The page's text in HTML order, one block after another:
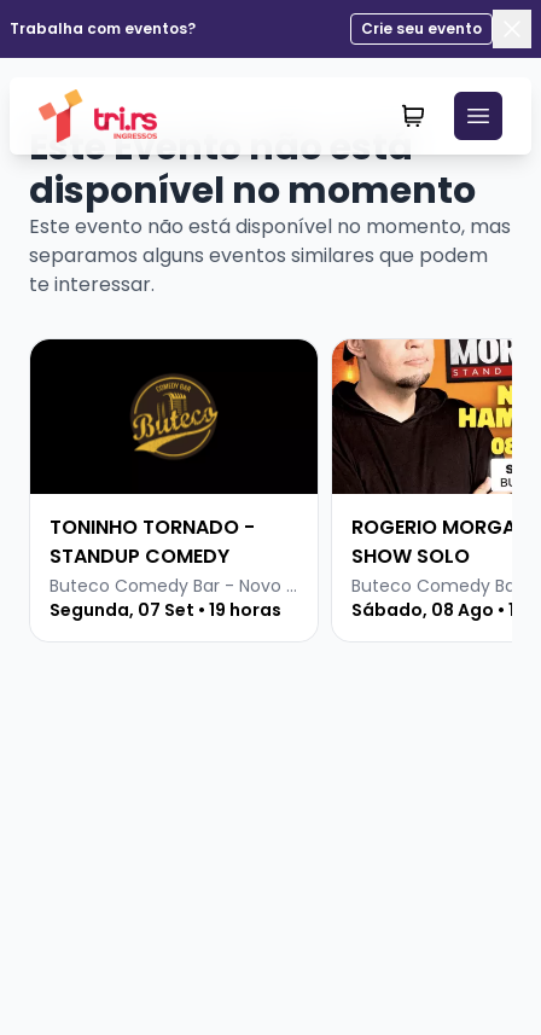
Trabalha com eventos?
Crie seu evento
Este Evento não está
disponível no momento
Este evento não está disponível no momento, mas
separamos alguns eventos similares que podem
te interessar.
Veja mais sobre TONINHO TORNADO - STANDUP
TONINHO TORNADO -
STANDUP COMEDY
Buteco Comedy Bar - Novo Hamburgo
Segunda, 07 Set • 19 horas
Veja mais sobre
ROGERIO
SHOW SOLO
Sábado, 08 Ago • 19